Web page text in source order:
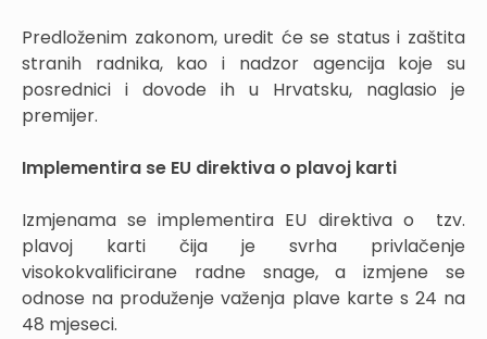
Predloženim zakonom, uredit će se status i zaštita
stranih radnika, kao i nadzor agencija koje su
posrednici i dovode ih u Hrvatsku, naglasio je
premijer.
Implementira se EU direktiva o plavoj karti
Izmjenama se implementira EU direktiva o tzv.
plavoj karti čija je svrha privlačenje
visokokvalificirane radne snage, a izmjene se
odnose na produženje važenja plave karte s 24 na
48 mjeseci.